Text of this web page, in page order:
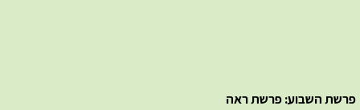
פרשת השבוע: פרשת ראה